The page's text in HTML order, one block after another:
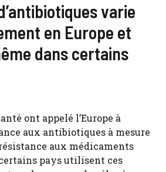
varie
en Europe et
dans certains
ont appelé l’Europe à
aux antibiotiques à mesure
aux médicaments
pays utilisent ces